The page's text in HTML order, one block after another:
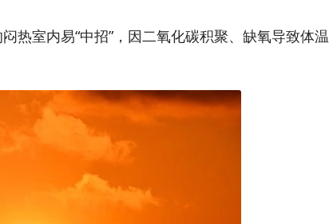
热室内易“中招”，因二氧化碳积聚、缺氧导致体温